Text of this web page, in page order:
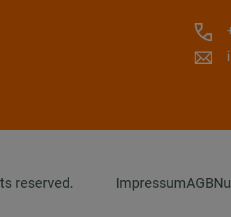
reserved. ImpressumAGB